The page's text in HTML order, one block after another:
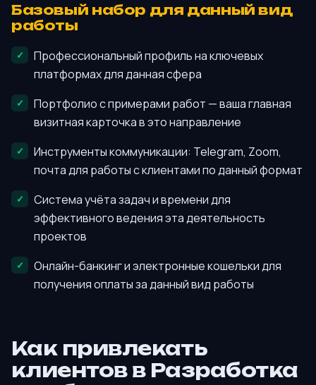
Базовый набор для данный вид
работы
Профессиональный профиль на ключевых
платформах для данная сфера
Портфолио с примерами работ — ваша главная
визитная карточка в это направление
Инструменты коммуникации: Telegram, Zoom,
почта для работы с клиентами по данный формат
Система учёта задач и времени для
эффективного ведения эта деятельность
проектов
Онлайн-банкинг и электронные кошельки для
получения оплаты за данный вид работы
Как привлекать
клиентов в Разработка